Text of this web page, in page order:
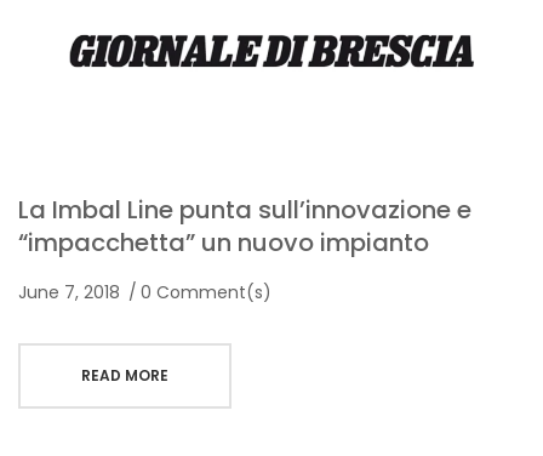
La Imbal Line punta sull’innovazione e
“impacchetta” un nuovo impianto
June 7, 2018 0 Comment(s)
READ MORE